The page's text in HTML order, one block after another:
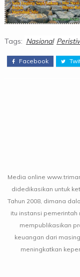
Tags: Nasional
Facebook
Media online
didedikasikan untuk
Tahun 2008, dimana
itu instansi pemerintah
mempublikasikan
keuangan dari
meningkatkan